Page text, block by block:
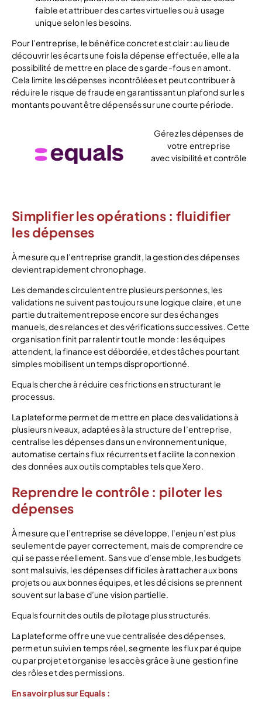
faible et attribuer des cartes virtuelles ou à usage
unique selon les besoins.
Pour l’entreprise, le bénéfice concret est clair : au lieu de
découvrir les écarts une fois la dépense effectuée, elle a la
possibilité de mettre en place des garde-fous en amont.
Cela limite les dépenses incontrôlées et peut contribuer à
réduire le risque de fraude en garantissant un plafond sur les
montants pouvant être dépensés sur une courte période.
Gérez les dépenses de
votre entreprise
avec visibilité et contrôle
Simplifier les opérations : fluidifier
les dépenses
À mesure que l’entreprise grandit, la gestion des dépenses
devient rapidement chronophage.
Les demandes circulent entre plusieurs personnes, les
validations ne suivent pas toujours une logique claire, et une
partie du traitement repose encore sur des échanges
manuels, des relances et des vérifications successives. Cette
organisation finit par ralentir tout le monde : les équipes
attendent, la finance est débordée, et des tâches pourtant
simples mobilisent un temps disproportionné.
Equals cherche à réduire ces frictions en structurant le
processus.
La plateforme permet de mettre en place des validations à
plusieurs niveaux, adaptées à la structure de l’entreprise,
centralise les dépenses dans un environnement unique,
automatise certains flux récurrents et facilite la connexion
des données aux outils comptables tels que Xero.
Reprendre le contrôle : piloter les
dépenses
À mesure que l’entreprise se développe, l’enjeu n’est plus
seulement de payer correctement, mais de comprendre ce
qui se passe réellement. Sans vue d’ensemble, les budgets
sont mal suivis, les dépenses difficiles à rattacher aux bons
projets ou aux bonnes équipes, et les décisions se prennent
souvent sur la base d’une vision partielle.
Equals fournit des outils de pilotage plus structurés.
La plateforme offre une vue centralisée des dépenses,
permet un suivi en temps réel, segmente les flux par équipe
ou par projet et organise les accès grâce à une gestion fine
des rôles et des permissions.
En savoir plus sur Equals :